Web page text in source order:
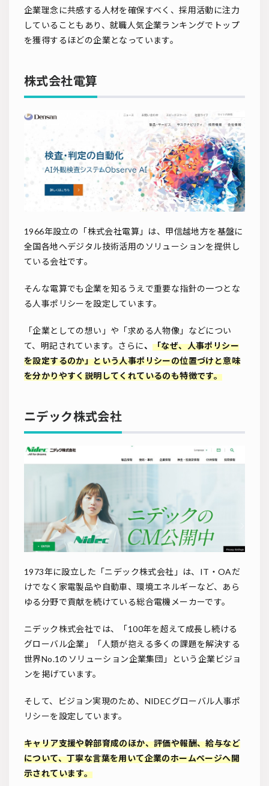
企業理念に共感する人材を確保すべく、採用活動に注力
していることもあり、就職人気企業ランキングでトップ
を獲得するほどの企業となっています。
株式会社電算
1966年設立の「株式会社電算」は、甲信越地方を基盤に
全国各地へデジタル技術活用のソリューションを提供し
ている会社です。
そんな電算でも企業を知るうえで重要な指針の一つとな
る人事ポリシーを設定しています。
「企業としての想い」や「求める人物像」などについ
て、明記されています。さらに、「なぜ、人事ポリシー
を設定するのか」という人事ポリシーの位置づけと意味
を分かりやすく説明してくれているのも特徴です。
ニデック株式会社
1973年に設立した「ニデック株式会社」は、IT・OAだ
けでなく家電製品や自動車、環境エネルギーなど、あら
ゆる分野で貢献を続けている総合電機メーカーです。
ニデック株式会社では、「100年を超えて成⻑し続ける
グローバル企業」「⼈類が抱える多くの課題を解決する
世界No.1のソリューション企業集団」という企業ビジョ
ンを掲げています。
そして、ビジョン実現のため、NIDECグローバル人事ポ
リシーを設定しています。
キャリア支援や幹部育成のほか、評価や報酬、給与など
について、丁寧な言葉を用いて企業のホームページへ開
示されています。